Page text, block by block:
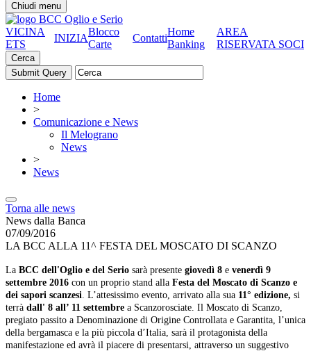
Chiudi menu
VICINA
ETS
INIZIA
Blocco
Carte
Contatti
Home
Banking
AREA
RISERVATA SOCI
Cerca
Home
>
Comunicazione e News
Il Melograno
News
>
News
Torna alle news
News dalla Banca
07/09/2016
LA BCC ALLA 11^ FESTA DEL MOSCATO DI SCANZO
La BCC dell'Oglio e del Serio sarà presente giovedì 8 e venerdì 9
settembre 2016 con un proprio stand alla Festa del Moscato di Scanzo e
dei sapori scanzesi. L’attesissimo evento, arrivato alla sua 11° edizione, si
terrà dall' 8 all’ 11 settembre a Scanzorosciate. Il Moscato di Scanzo,
pregiato passito a Denominazione di Origine Controllata e Garantita, l’unica
della bergamasca e la più piccola d’Italia, sarà il protagonista della
manifestazione ed avrà il piacere di presentarsi, attraverso un suggestivo